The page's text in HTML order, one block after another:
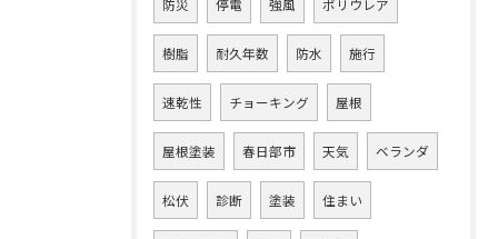
防災 停電 強風 ポリウレア
樹脂 耐久年数 防水 施行
速乾性 チョーキング 屋根
屋根塗装 春日部市 天気 ベランダ
松伏 診断 塗装 住まい